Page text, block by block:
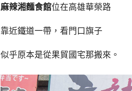
麻辣湘麵食館位在高雄華榮路
靠近鐵道一帶，看門口旗子
似乎原本是從果貿國宅那搬來。